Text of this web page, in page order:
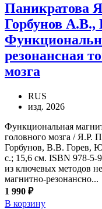
Паникратова
Горбунов
резонансная
мозга
RUS
изд. 2026
Функциональная
головного мозга / Я.Р.
Горбунов, В.В. Горев,
с.; 15,6 см. ISBN 978-5-
из ключевых методов
магнитно-резонансно...
1 990 ₽
В корзину